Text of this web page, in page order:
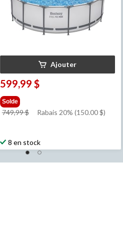
Ajouter
599,99 $
Solde
749,99 $
prixRabais 20% (150.00 $)
8 en stock